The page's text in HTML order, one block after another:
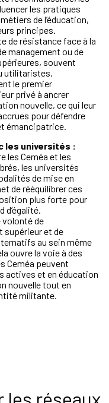
les pratiques
de l’éducation,
principes.
de résistance face à la
management ou de
souvent
utilitaristes.
le premier
privé à ancrer
nouvelle, ce qui leur
pour défendre
émancipatrice.
les universités :
les Ceméa et les
les universités
de mise en
de rééquilibrer ces
plus forte pour
d’égalité.
volonté de
supérieur et de
au sein même
ouvre la voie à des
Ceméa peuvent
actives et en éducation
nouvelle tout en
militante.
les réseaux